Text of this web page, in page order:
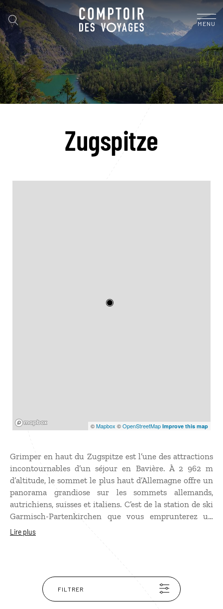
MENU
Zugspitze
©Mapbox ©OpenStreetMap Improve this map
Grimper en haut du Zugspitze est l’une des attractions
incontournables d’un séjour en Bavière. À 2 962 m
d’altitude, le sommet le plus haut d’Allemagne offre un
panorama grandiose sur les sommets allemands,
autrichiens, suisses et italiens. C’est de la station de ski
Garmisch-Partenkirchen que vous emprunterez un
chemin de fer à crémaillère puis un funiculaire pour
contemporain !
Lire plus
FILTRER